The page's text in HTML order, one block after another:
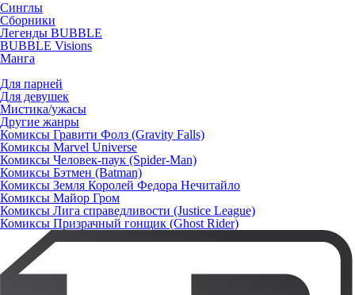
Синглы
Сборники
Легенды BUBBLE
BUBBLE Visions
Манга
Для парней
Для девушек
Мистика/ужасы
Другие жанры
Комиксы Гравити Фолз (Gravity Falls)
Комиксы Marvel Universe
Комиксы Человек-паук (Spider-Man)
Комиксы Бэтмен (Batman)
Комиксы Земля Королей Федора Нечитайло
Комиксы Майор Гром
Комиксы Лига справедливости (Justice League)
Комиксы Призрачный гонщик (Ghost Rider)